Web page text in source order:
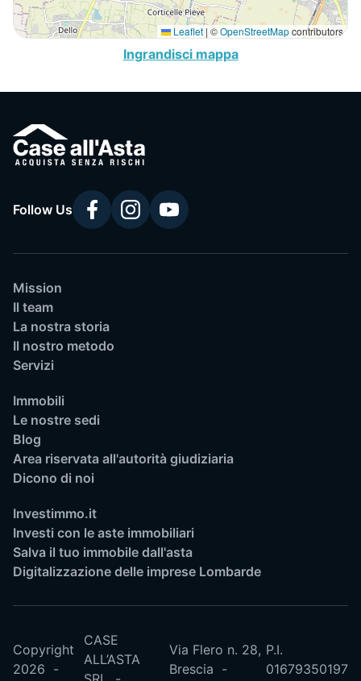
Leaflet | ©OpenStreetMapcontributors
Ingrandisci mappa
Follow Us
Mission
Il team
La nostra storia
Il nostro metodo
Servizi
Immobili
Le nostre sedi
Blog
Area riservata all'autorità giudiziaria
Dicono di noi
Investimmo.it
Investi con le aste immobiliari
Salva il tuo immobile dall'asta
Digitalizzazione delle imprese Lombarde
Copyright
2026
CASE
ALL’ASTA
Via Flero n. 28,
Brescia
P.I.
01679350197